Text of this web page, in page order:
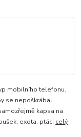
mobilního telefonu.
se nepoškrábal
kapsa na
exota, ptáci celý